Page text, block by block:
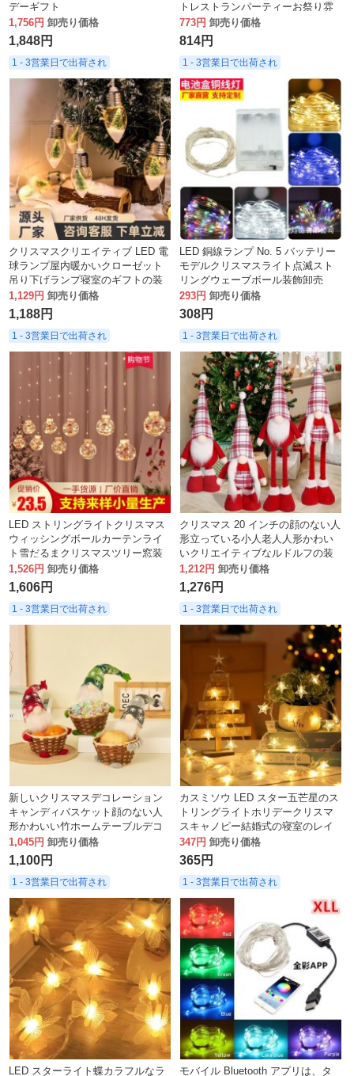
デーギフト
1,756円 卸売り価格
1,848円
1 - 3営業日で出荷され
トレストランパーティーお祭り雰
囲気の装飾
773円 卸売り価格
814円
1 - 3営業日で出荷され
クリスマスクリエイティブ LED 電
球ランプ屋内暖かいクローゼット
吊り下げランプ寝室のギフトの装
飾 LED ランプ
1,129円 卸売り価格
1,188円
1 - 3営業日で出荷され
LED 銅線ランプ No. 5 バッテリー
モデルクリスマスライト点滅スト
リングウェーブボール装飾卸売
293円 卸売り価格
308円
1 - 3営業日で出荷され
LED ストリングライトクリスマス
ウィッシングボールカーテンライ
ト雪だるまクリスマスツリー窓装
飾レザーストリングライトカーテ
ンライト
1,526円 卸売り価格
1,606円
1 - 3営業日で出荷され
クリスマス 20 インチの顔のない人
形立っている小人老人人形かわい
いクリエイティブなルドルフの装
飾
1,212円 卸売り価格
1,276円
1 - 3営業日で出荷され
新しいクリスマスデコレーション
キャンディバスケット顔のない人
形かわいい竹ホームテーブルデコ
レーション
1,045円 卸売り価格
1,100円
1 - 3営業日で出荷され
カスミソウ LED スター五芒星のス
トリングライトホリデークリスマ
スキャノピー結婚式の寝室のレイ
アウトキャンプ装飾ライト
347円 卸売り価格
365円
1 - 3営業日で出荷され
LED スターライト蝶カラフルなラ
モバイル Bluetooth アプリは、タ